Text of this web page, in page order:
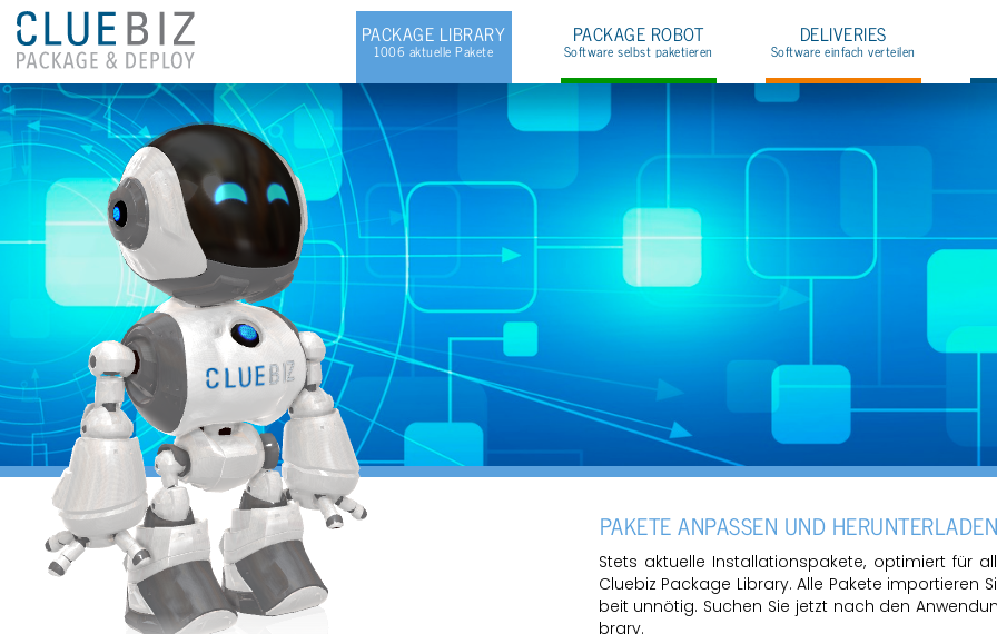
PA­CKA­GE LI­BRA­RY
1006 ak­tu­el­le Pa­ke­te
PA­CKA­GE ROBOT
Soft­ware selbst pa­ke­tie­ren
DE­LI­VE­RIES
Soft­ware ein­fach ver­tei­len
PA­KE­TE AN­PAS­SEN UND
Stets ak­tu­el­le In­stal­la­ti­ons­pa­ke­te, op­ti­miert für
Clue­biz Pa­cka­ge Li­bra­ry. Alle Pa­ke­te im­por­tie­ren
beit un­nö­tig. Su­chen Sie jetzt nach den
bra­ry.